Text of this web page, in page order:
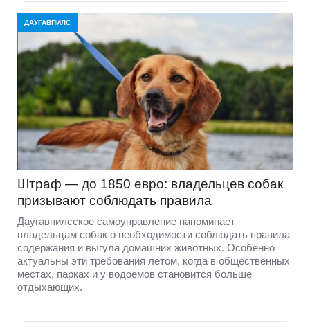
ДАУГАВПИЛС
Штраф — до 1850 евро: владельцев собак
призывают соблюдать правила
Даугавпилсское самоуправление напоминает
владельцам собак о необходимости соблюдать правила
содержания и выгула домашних животных. Особенно
актуальны эти требования летом, когда в общественных
местах, парках и у водоемов становится больше
отдыхающих.